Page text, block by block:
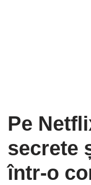
Pe
secrete
într-o